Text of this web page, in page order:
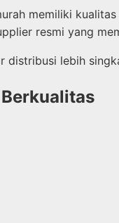
memiliki
resmi yang
lebih